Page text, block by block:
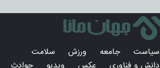
سیاست جامعه ورزش
سلامت